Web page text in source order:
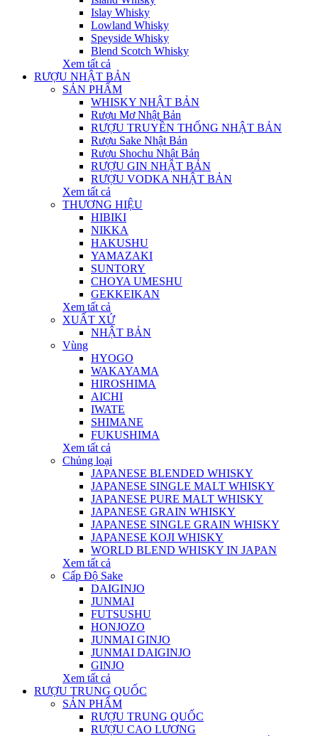
Islay Whisky
Lowland Whisky
Speyside Whisky
Blend Scotch Whisky
Xem tất cả
RƯỢU NHẬT BẢN
SẢN PHẨM
WHISKY NHẬT BẢN
Rượu Mơ Nhật Bản
RƯỢU TRUYỀN THỐNG NHẬT BẢN
Rượu Sake Nhật Bản
Rượu Shochu Nhật Bản
RƯỢU GIN NHẬT BẢN
RƯỢU VODKA NHẬT BẢN
Xem tất cả
THƯƠNG HIỆU
HIBIKI
NIKKA
HAKUSHU
YAMAZAKI
SUNTORY
CHOYA UMESHU
GEKKEIKAN
Xem tất cả
XUẤT XỨ
NHẬT BẢN
Vùng
HYOGO
WAKAYAMA
HIROSHIMA
AICHI
IWATE
SHIMANE
FUKUSHIMA
Xem tất cả
Chủng loại
JAPANESE BLENDED WHISKY
JAPANESE SINGLE MALT WHISKY
JAPANESE PURE MALT WHISKY
JAPANESE GRAIN WHISKY
JAPANESE SINGLE GRAIN WHISKY
JAPANESE KOJI WHISKY
WORLD BLEND WHISKY IN JAPAN
Xem tất cả
Cấp Độ Sake
DAIGINJO
JUNMAI
FUTSUSHU
HONJOZO
JUNMAI GINJO
JUNMAI DAIGINJO
GINJO
Xem tất cả
RƯỢU TRUNG QUỐC
SẢN PHẨM
RƯỢU TRUNG QUỐC
RƯỢU CAO LƯƠNG